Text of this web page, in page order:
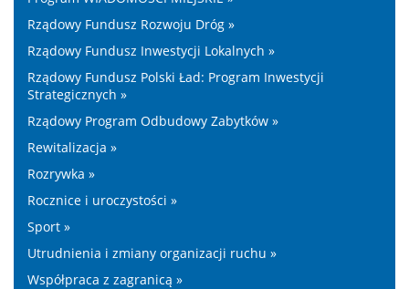
Rządowy Fundusz Rozwoju Dróg »
Rządowy Fundusz Inwestycji Lokalnych »
Rządowy Fundusz Polski Ład: Program Inwestycji
Strategicznych »
Rządowy Program Odbudowy Zabytków »
Rewitalizacja »
Rozrywka »
Rocznice i uroczystości »
Sport »
Utrudnienia i zmiany organizacji ruchu »
Współpraca z zagranicą »